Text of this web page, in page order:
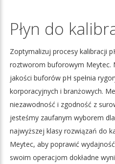
Płyn do
Zoptymalizuj procesy kalibracji
roztworom buforowym Meytec.
jakości buforów pH spełnia
korporacyjnych i branżowych.
niezawodność i zgodność z
jesteśmy zaufanym wyborem
najwyższej klasy rozwiązań do
Meytec, aby poprawić
swoim operacjom dokładne